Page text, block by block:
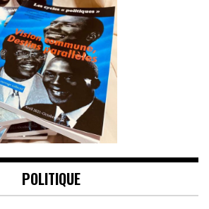
POLITIQUE